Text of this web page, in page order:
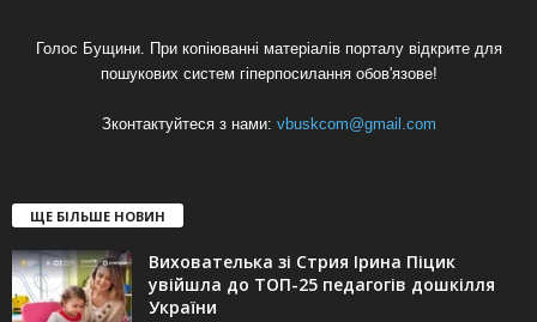
Голос Бущини. При копіюванні матеріалів порталу відкрите для
пошукових систем гіперпосилання обов'язове!
Зконтактуйтеся з нами: vbuskcom@gmail.com
ЩЕ БІЛЬШЕ НОВИН
Вихователька зі Стрия Ірина Піцик
увійшла до ТОП-25 педагогів дошкілля
України